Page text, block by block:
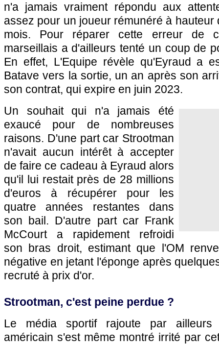
n'a jamais vraiment répondu aux
assez pour un joueur rémunéré à hauteur
mois. Pour réparer cette erreur de
marseillais a d'ailleurs tenté un coup de
En effet, L'Equipe révèle qu'Eyraud a
Batave vers la sortie, un an après son
son contrat, qui expire en juin 2023.
Un souhait qui n'a jamais été
exaucé pour de nombreuses
raisons. D'une part car Strootman
n'avait aucun intérêt à accepter
de faire ce cadeau à Eyraud alors
qu'il lui restait près de 28 millions
d'euros à récupérer pour les
quatre années restantes dans
son bail. D'autre part car Frank
McCourt a rapidement refroidi
son bras droit, estimant que l'OM
négative en jetant l'éponge après
recruté à prix d'or.
Strootman, c'est peine perdue ?
Le média sportif rajoute par ailleurs
américain s'est même montré irrité par